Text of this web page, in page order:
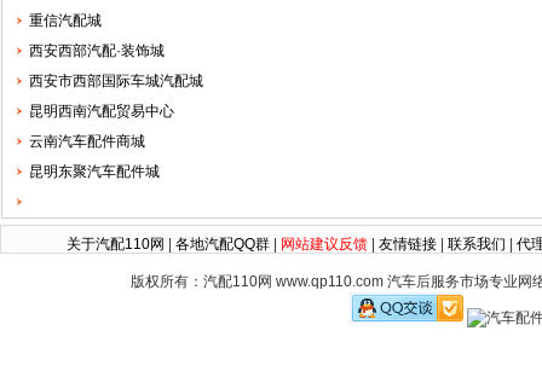
重信汽配城
西安西部汽配·装饰城
西安市西部国际车城汽配城
昆明西南汽配贸易中心
云南汽车配件商城
昆明东聚汽车配件城
关于汽配110网 各地汽配QQ群 网站建议反馈 友情链接 联系我们 代
版权所有：汽配110网 www.qp110.com 汽车后服务市场专业网